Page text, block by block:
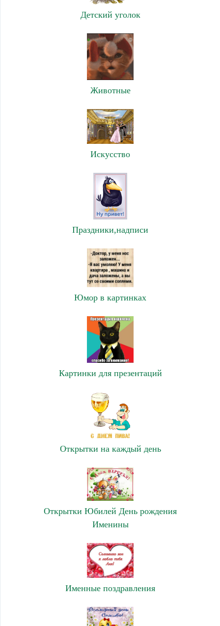
Детский уголок
Животные
Искусство
Праздники,надписи
Юмор в картинках
Картинки для презентаций
Открытки на каждый день
Открытки Юбилей День рождения
Именины
Именные поздравления